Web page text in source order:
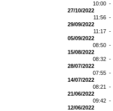
10:00 -
27/10/2022
11:56 -
29/09/2022
11:17 -
05/09/2022
08:50 -
15/08/2022
08:32 -
28/07/2022
07:55 -
14/07/2022
08:21 -
21/06/2022
09:42 -
12/06/2022